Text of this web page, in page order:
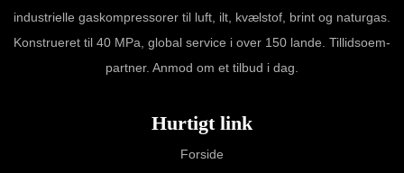
industrielle gaskompressorer til luft, ilt, kvælstof, brint og naturgas.
Konstrueret til 40 MPa, global service i over 150 lande. Tillidsoem-
partner. Anmod om et tilbud i dag.
Hurtigt link
Forside